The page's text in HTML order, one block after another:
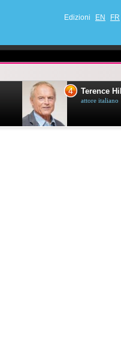
Edizioni EN FR
4 Terence Hill
attore italiano